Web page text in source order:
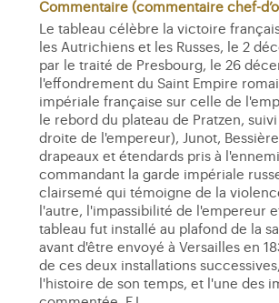
Commentaire (commentaire chef-
Le tableau célèbre la victoire
les Autrichiens et les Russes, le 2
par le traité de Presbourg, le 26
l'effondrement du Saint Empire
impériale française sur celle de
le rebord du plateau de Pratzen,
droite de l'empereur), Junot,
drapeaux et étendards pris à
commandant la garde impériale
clairsemé qui témoigne de la
l'autre, l'impassibilité de l'empereur
tableau fut installé au plafond de la
avant d'être envoyé à Versailles en
de ces deux installations
l'histoire de son temps, et l'une des